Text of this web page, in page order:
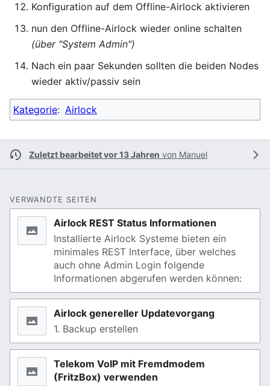
Konfiguration auf dem Offline-Airlock aktivieren
nun den Offline-Airlock wieder online schalten
(über "System Admin")
Nach ein paar Sekunden sollten die beiden Nodes
wieder aktiv/passiv sein
Kategorie: Airlock
Zuletzt bearbeitet vor 13 Jahren von Manuel
VERWANDTE SEITEN
Airlock REST Status Informationen
Installierte Airlock Systeme bieten ein
minimales REST Interface, über welches
auch ohne Admin Login folgende
Informationen abgerufen werden können:
Airlock genereller Updatevorgang
1. Backup erstellen
Telekom VoIP mit Fremdmodem
(FritzBox) verwenden